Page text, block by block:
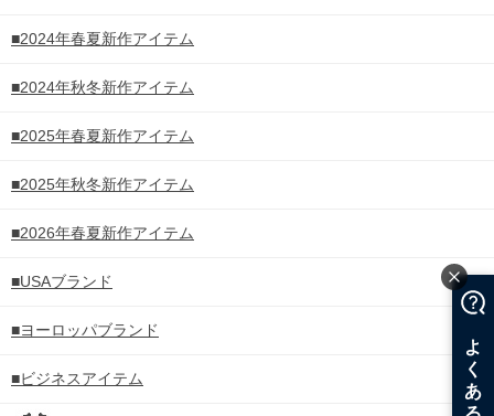
■2024年春夏新作アイテム
■2024年秋冬新作アイテム
■2025年春夏新作アイテム
■2025年秋冬新作アイテム
■2026年春夏新作アイテム
■USAブランド
■ヨーロッパブランド
■ビジネスアイテム